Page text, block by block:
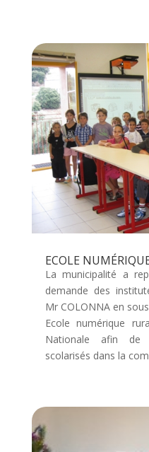
ECOLE
La municipalité a
demande des
Mr COLONNA en
Ecole numérique
Nationale afin de
scolarisés dans la